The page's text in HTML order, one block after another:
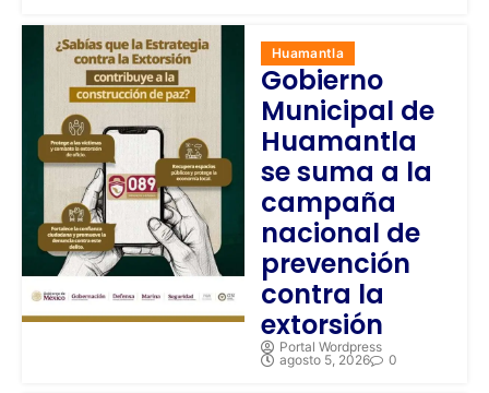
Huamantla
Gobierno
Municipal de
Huamantla
se suma a la
campaña
nacional de
prevención
contra la
extorsión
Portal Wordpress
agosto 5, 2026
0